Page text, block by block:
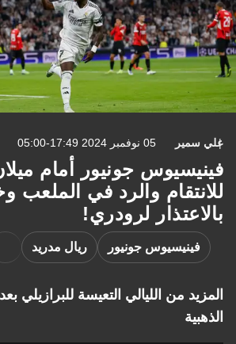
علي سمير 05 نوفمبر 2024 17:49-05:00
فينيسيوس جونيور أمام
للانتقام والرد في الملعب
بالاعتذار لرودري!
فينيسيوس جونيور ريال مدريد
المزيد من الليالي التعيسة للبرازيلي
الذهبية